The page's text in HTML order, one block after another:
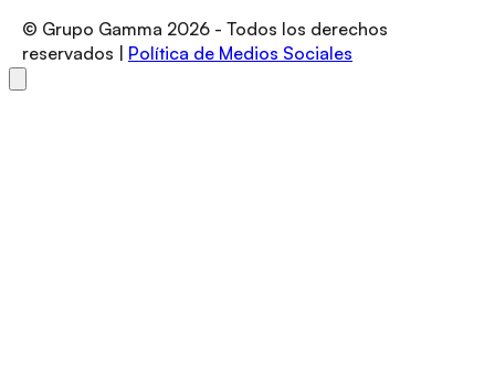
© Grupo Gamma 2026 - Todos los derechos
reservados |
Política de Medios Sociales